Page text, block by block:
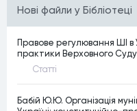
Нові файли у Бібліотеці
Правове регулювання ШІ в
практики Верховного Суду
Статтi
Бабій Ю.Ю. Організація